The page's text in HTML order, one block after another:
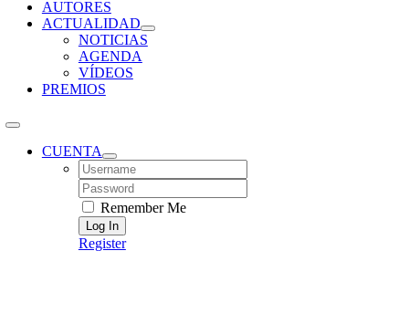
AUTORES
ACTUALIDAD
NOTICIAS
AGENDA
VÍDEOS
PREMIOS
CUENTA
Username:
Password:
Remember Me
Register